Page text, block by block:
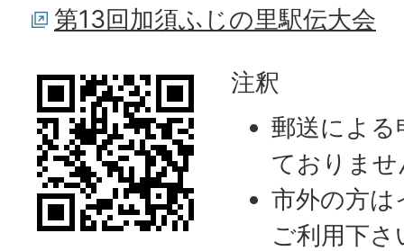
第13回加須ふじの里駅伝大会
注釈
郵送による
ておりませ
市外の方
ご利用下さ